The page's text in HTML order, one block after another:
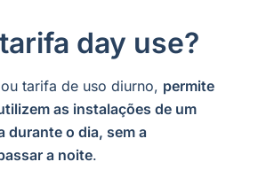
day use?
tarifa de uso diurno, permite
as instalações de um
durante o dia, sem a
a noite.